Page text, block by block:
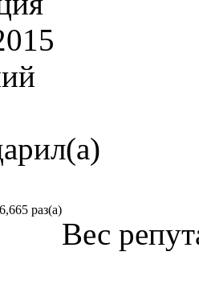
раз(а)
Вес